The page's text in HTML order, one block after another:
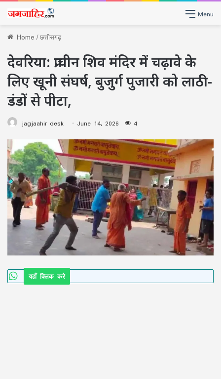
Menu
Home/छत्तीसगढ़
देवरिया: प्राचीन शिव मंदिर में चढ़ावे के
लिए खूनी संघर्ष, बुजुर्ग पुजारी को लाठी-
डंडों से पीटा,
jagjaahir desk June 14, 2026 4
यहाँ क्लिक करे